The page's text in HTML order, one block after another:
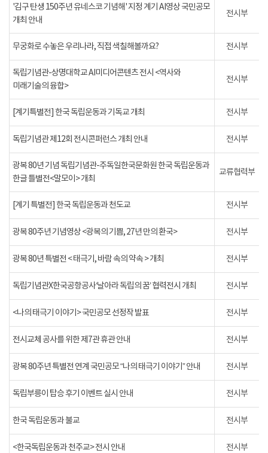
'김구 탄생 150주년 유네스코 기념해' 지정 계기 AI영상 국민공모
개최 안내
전시부
무궁화로 수놓은 우리나라, 직접 색칠해볼까요? 전시부
독립기념관-상명대학교 AI미디어콘텐츠 전시 <역사와
미래기술의 융합>
전시부
[계기특별전] 한국 독립운동과 기독교 개최 전시부
독립기념관 제12회 전시콘퍼런스 개최 안내 전시부
광복 80년 기념 독립기념관-주독일한국문화원 한국 독립운동과
한글 틀별전<말모이> 개최
교류협력부
[계기 특별전] 한국 독립운동과 천도교 전시부
광복 80주년 기념영상 <광복의 기쁨, 27년 만의 환국> 전시부
광복 80년 특별전 < 태극기, 바람 속의 약속 > 개최 전시부
독립기념관X한국공항공사‘날아라 독립의 꿈’ 협력전시 개최 전시부
<나의 태극기 이야기> 국민공모 선정작 발표 전시부
전시교체 공사를 위한 제7관 휴관 안내 전시부
광복 80주년 특별전 연계 국민공모 “나의 태극기 이야기” 안내 전시부
독립부릉이 탑승 후기 이벤트 실시 안내 전시부
한국 독립운동과 불교 전시부
<한국독립운동과 천주교> 전시 안내 전시부